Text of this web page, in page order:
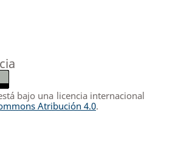
bajo una licencia internacional
Atribución 4.0.